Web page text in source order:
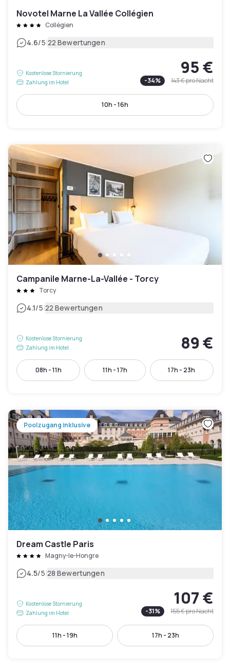
Novotel Marne La Vallée Collégien
Collégien
4.6/5|22 Bewertungen
Kostenlose Stornierung
Zahlung im Hotel
95 €
-34% 143 €pro Nacht
10h - 16h
Campanile Marne-La-Vallée - Torcy
Torcy
4.1/5|22 Bewertungen
Kostenlose Stornierung
Zahlung im Hotel
89 €
08h - 11h 11h - 17h 17h - 23h
Poolzugang inklusive
Dream Castle Paris
Magny-le-Hongre
4.5/5|28 Bewertungen
Kostenlose Stornierung
Zahlung im Hotel
107 €
-31% 155 €pro Nacht
11h - 19h 17h - 23h